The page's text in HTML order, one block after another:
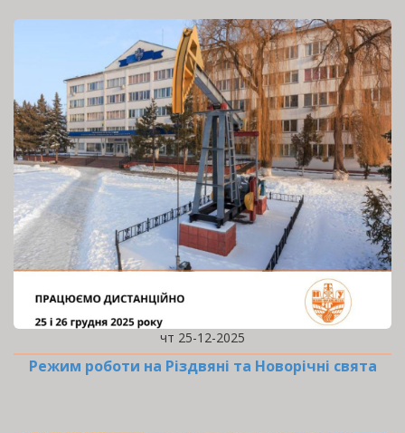
чт 25-12-2025
Режим роботи на Різдвяні та Новорічні свята